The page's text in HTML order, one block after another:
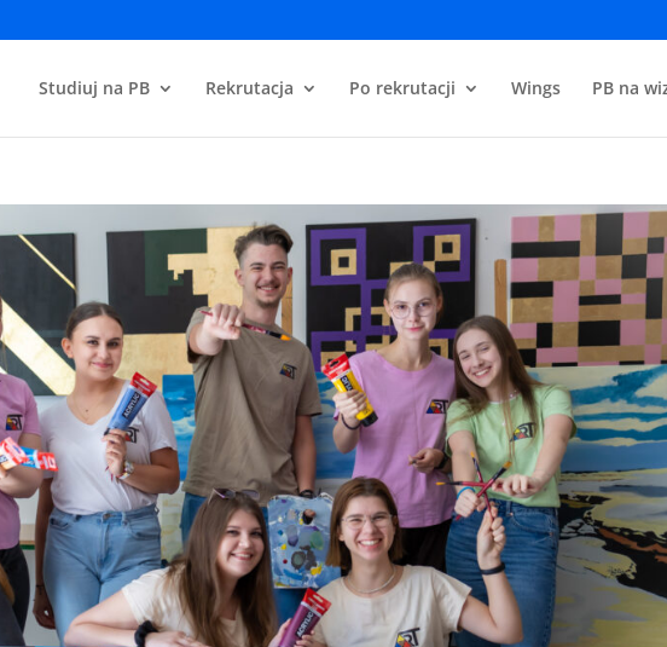
Studiuj na PB Rekrutacja Po rekrutacji Wings PB na